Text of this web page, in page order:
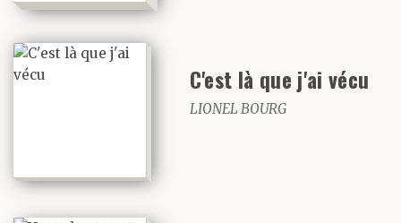
C'est là que j'ai vécu
LIONEL BOURG